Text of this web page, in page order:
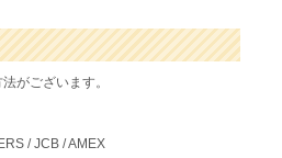
がございます。
/ JCB / AMEX